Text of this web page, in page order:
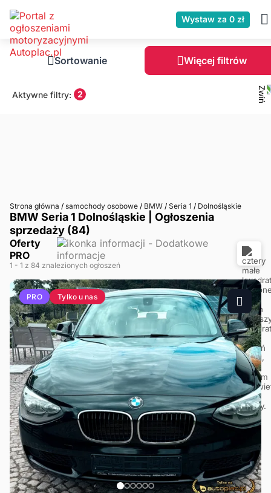
Wystaw za 0 zł
Sortowanie Więcej filtrów
Aktywne filtry: 2
Strona główna / samochody osobowe / BMW / Seria 1 / Dolnośląskie
BMW Seria 1 Dolnośląskie | Ogłoszenia
sprzedaży (84)
Oferty
PRO
1 - 1 z 84 znalezionych ogłoszeń
PRO Tylko u nas